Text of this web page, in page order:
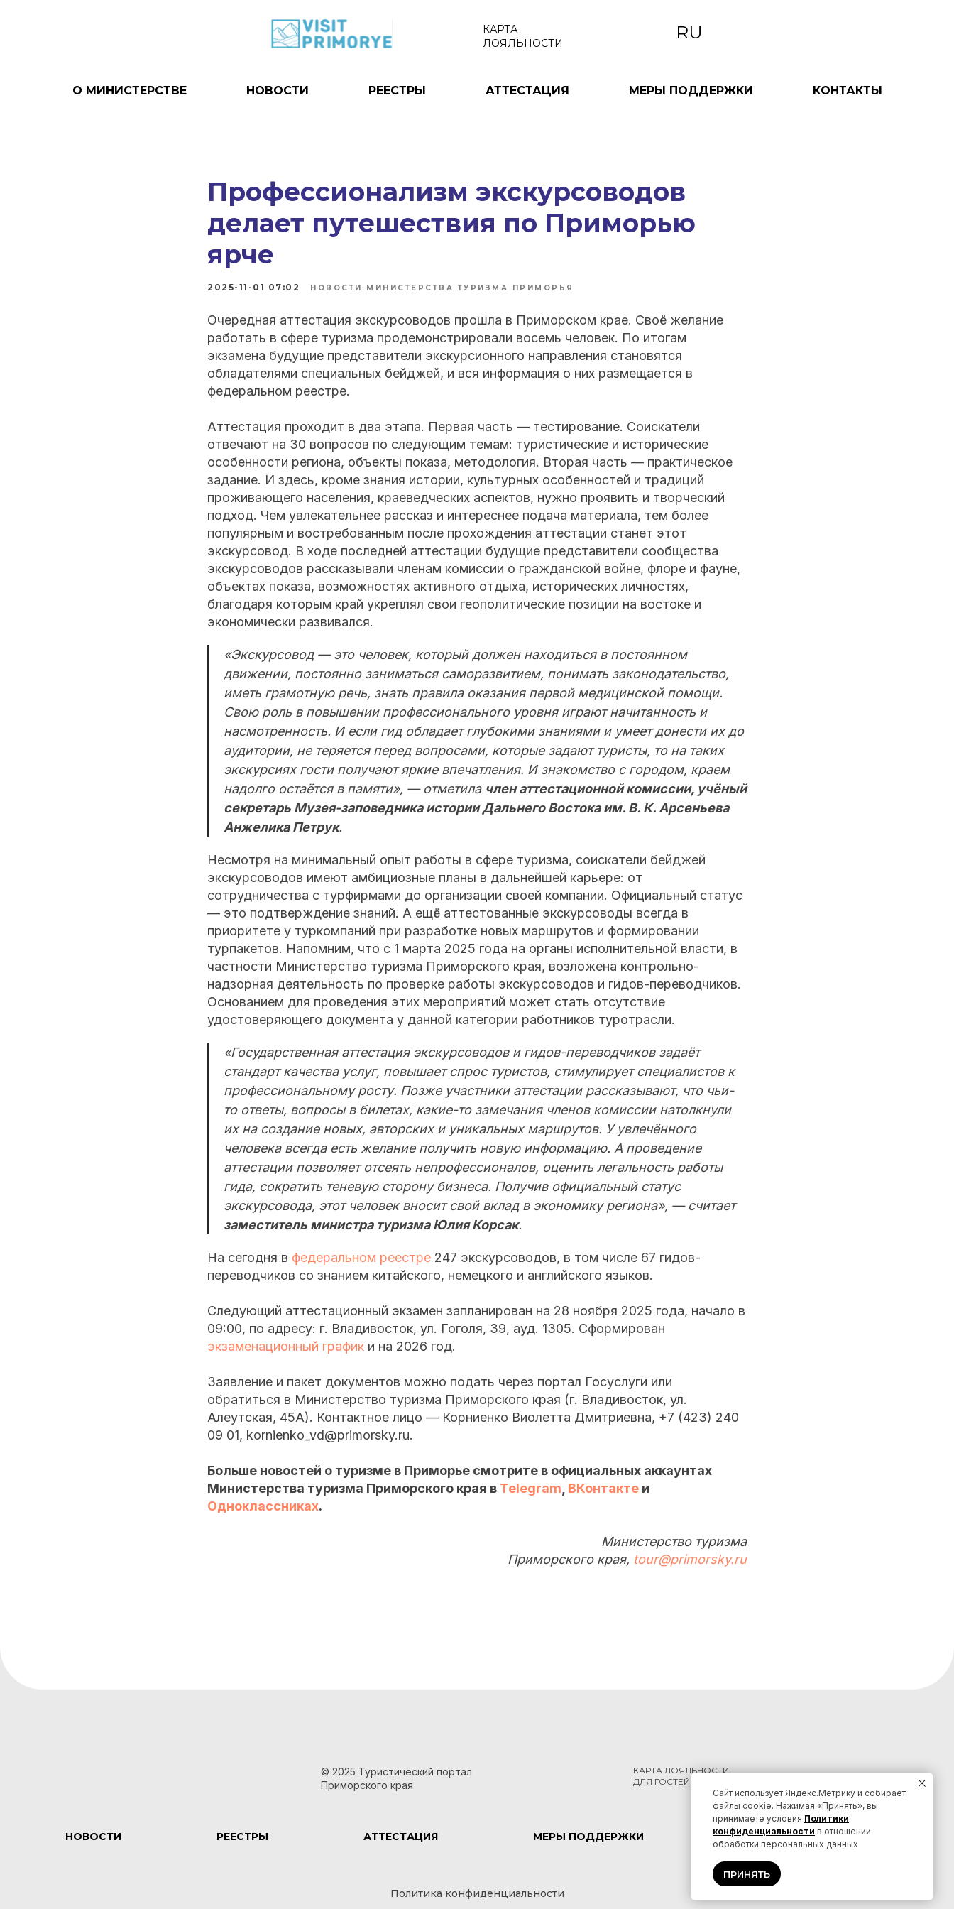
RU
КАРТА
ЛОЯЛЬНОСТИ
О МИНИСТЕРСТВЕ НОВОСТИ РЕЕСТРЫ АТТЕСТАЦИЯ МЕРЫ ПОДДЕРЖКИ КОНТАКТЫ
Профессионализм экскурсоводов
делает путешествия по Приморью
ярче
2025-11-01 07:02 НОВОСТИ МИНИСТЕРСТВА ТУРИЗМА ПРИМОРЬЯ
Очередная аттестация экскурсоводов прошла в Приморском крае. Своё желание
работать в сфере туризма продемонстрировали восемь человек. По итогам
экзамена будущие представители экскурсионного направления становятся
обладателями специальных бейджей, и вся информация о них размещается в
федеральном реестре.
Аттестация проходит в два этапа. Первая часть — тестирование. Соискатели
отвечают на 30 вопросов по следующим темам: туристические и исторические
особенности региона, объекты показа, методология. Вторая часть — практическое
задание. И здесь, кроме знания истории, культурных особенностей и традиций
проживающего населения, краеведческих аспектов, нужно проявить и творческий
подход. Чем увлекательнее рассказ и интереснее подача материала, тем более
популярным и востребованным после прохождения аттестации станет этот
экскурсовод. В ходе последней аттестации будущие представители сообщества
экскурсоводов рассказывали членам комиссии о гражданской войне, флоре и фауне,
объектах показа, возможностях активного отдыха, исторических личностях,
благодаря которым край укреплял свои геополитические позиции на востоке и
экономически развивался.
«Экскурсовод — это человек, который должен находиться в постоянном
движении, постоянно заниматься саморазвитием, понимать законодательство,
иметь грамотную речь, знать правила оказания первой медицинской помощи.
Свою роль в повышении профессионального уровня играют начитанность и
насмотренность. И если гид обладает глубокими знаниями и умеет донести их до
аудитории, не теряется перед вопросами, которые задают туристы, то на таких
экскурсиях гости получают яркие впечатления. И знакомство с городом, краем
надолго остаётся в памяти», — отметила член аттестационной комиссии, учёный
секретарь Музея-заповедника истории Дальнего Востока им. В. К. Арсеньева
Анжелика Петрук.
Несмотря на минимальный опыт работы в сфере туризма, соискатели бейджей
экскурсоводов имеют амбициозные планы в дальнейшей карьере: от
сотрудничества с турфирмами до организации своей компании. Официальный статус
— это подтверждение знаний. А ещё аттестованные экскурсоводы всегда в
приоритете у туркомпаний при разработке новых маршрутов и формировании
турпакетов. Напомним, что с 1 марта 2025 года на органы исполнительной власти, в
частности Министерство туризма Приморского края, возложена контрольно-
надзорная деятельность по проверке работы экскурсоводов и гидов-переводчиков.
Основанием для проведения этих мероприятий может стать отсутствие
удостоверяющего документа у данной категории работников туротрасли.
«Государственная аттестация экскурсоводов и гидов-переводчиков задаёт
стандарт качества услуг, повышает спрос туристов, стимулирует специалистов к
профессиональному росту. Позже участники аттестации рассказывают, что чьи-
то ответы, вопросы в билетах, какие-то замечания членов комиссии натолкнули
их на создание новых, авторских и уникальных маршрутов. У увлечённого
человека всегда есть желание получить новую информацию. А проведение
аттестации позволяет отсеять непрофессионалов, оценить легальность работы
гида, сократить теневую сторону бизнеса. Получив официальный статус
экскурсовода, этот человек вносит свой вклад в экономику региона», — считает
заместитель министра туризма Юлия Корсак.
На сегодня в федеральном реестре 247 экскурсоводов, в том числе 67 гидов-
переводчиков со знанием китайского, немецкого и английского языков.
Следующий аттестационный экзамен запланирован на 28 ноября 2025 года, начало в
09:00, по адресу: г. Владивосток, ул. Гоголя, 39, ауд. 1305. Сформирован
экзаменационный график и на 2026 год.
Заявление и пакет документов можно подать через портал Госуслуги или
обратиться в Министерство туризма Приморского края (г. Владивосток, ул.
Алеутская, 45А). Контактное лицо — Корниенко Виолетта Дмитриевна, +7 (423) 240
09 01, kornienko_vd@primorsky.ru.
Больше новостей о туризме в Приморье смотрите в официальных аккаунтах
Министерства туризма Приморского края в Telegram ВКонтакте и
Одноклассниках.
Министерство туризма
Приморского края, tour@primorsky.ru
© 2025 Туристический портал
Приморского края
КАРТА ЛОЯЛЬНОСТИ
ДЛЯ ГОСТЕЙ КРАЯ
НОВОСТИ РЕЕСТРЫ АТТЕСТАЦИЯ МЕРЫ ПОДДЕРЖКИ КОНТАКТЫ
Политика конфиденциальности
Сайт использует Яндекс.Метрику и собирает
файлы cookie. Нажимая «Принять», вы
принимаете условия Политики
конфиденциальности в отношении
обработки персональных данных
ПРИНЯТЬ